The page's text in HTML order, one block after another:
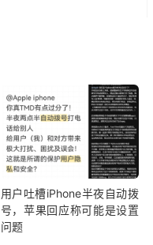
用户吐槽iPhone半夜自动拨
号，苹果回应称可能是设置
问题